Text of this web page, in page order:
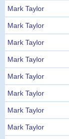
Mark Taylor
Mark Taylor
Mark Taylor
Mark Taylor
Mark Taylor
Mark Taylor
Mark Taylor
Mark Taylor